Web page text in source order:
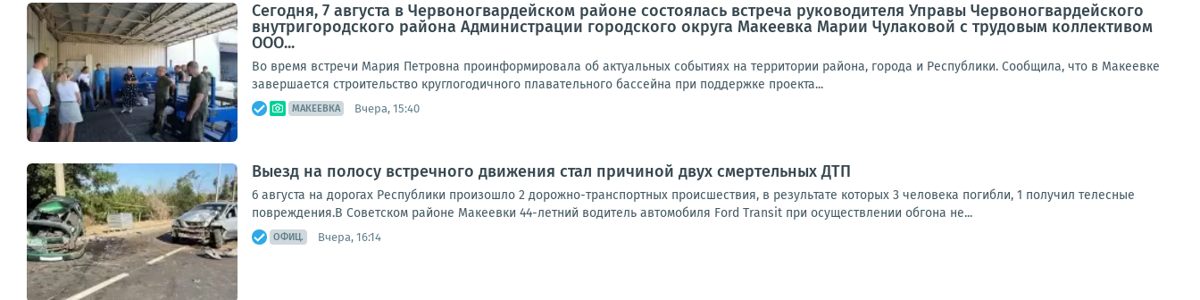
Сегодня, 7 августа в Червоногвардейском районе состоялась встреча руководителя Управы Червоногвардейского
внутригородского района Администрации городского округа Макеевка Марии Чулаковой с трудовым коллективом
ООО...
Во время встречи Мария Петровна проинформировала об актуальных событиях на территории района, города и Республики. Сообщила, что в Макеевке
завершается строительство круглогодичного плавательного бассейна при поддержке проекта...
МАКЕЕВКА Вчера, 15:40
Выезд на полосу встречного движения стал причиной двух смертельных ДТП
6 августа на дорогах Республики произошло 2 дорожно-транспортных происшествия, в результате которых 3 человека погибли, 1 получил телесные
повреждения.В Советском районе Макеевки 44-летний водитель автомобиля Ford Transit при осуществлении обгона не...
ОФИЦ. Вчера, 16:14